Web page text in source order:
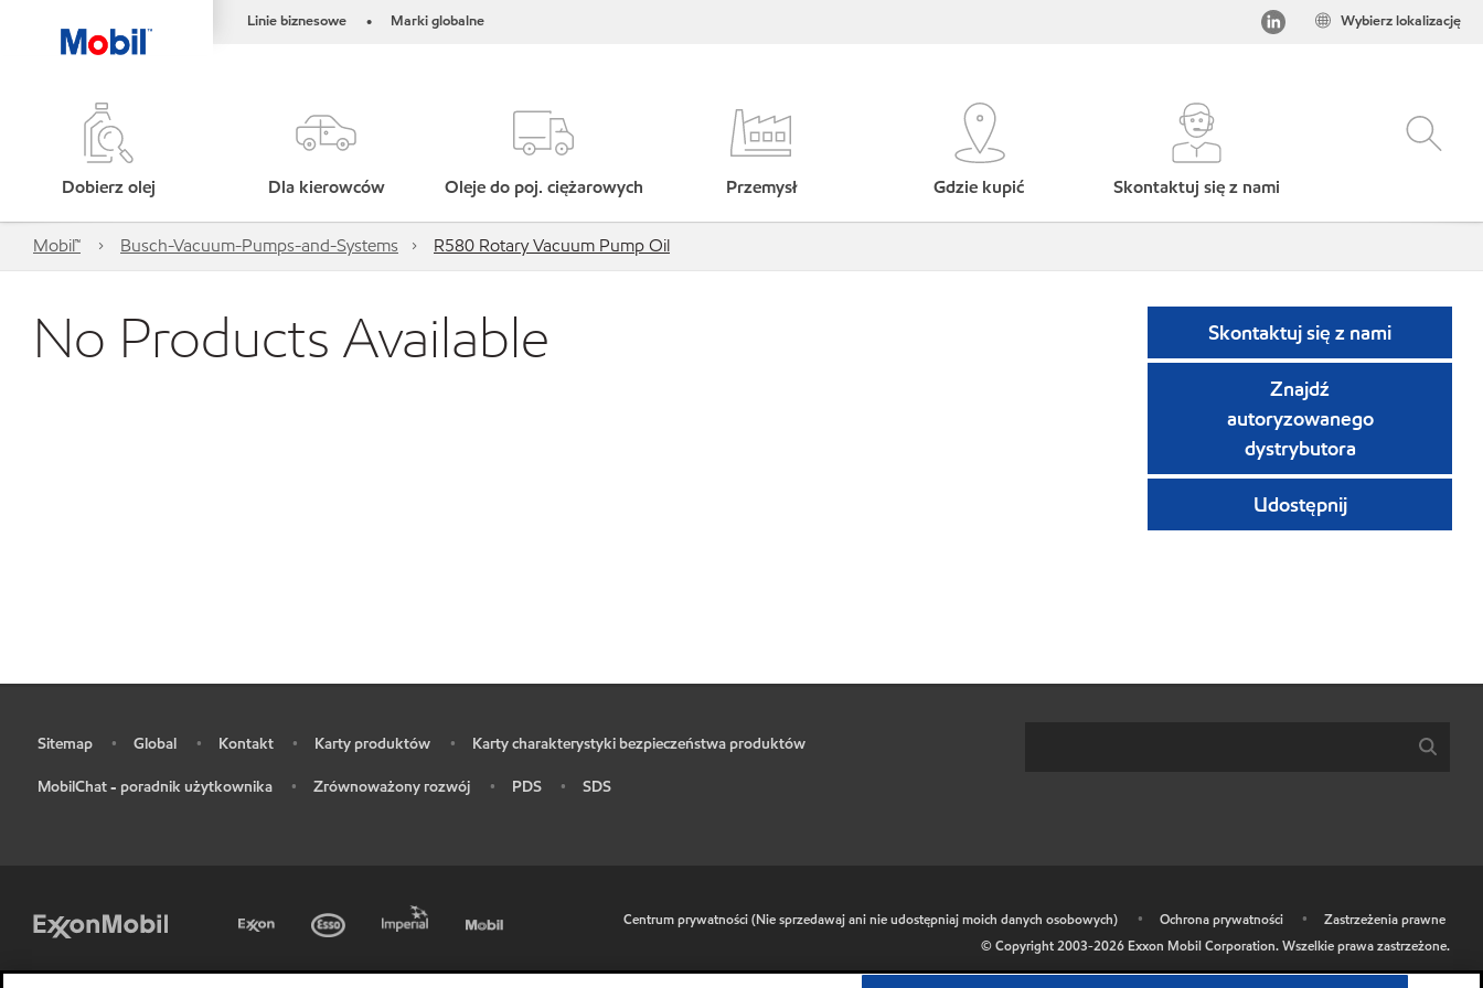
Linie biznesowe • Marki globalne Wybierz lokalizację
Dobierz olej Dla kierowców Oleje do poj. ciężarowych Przemysł Gdzie kupić Skontaktuj się z nami
Mobil™ Busch-Vacuum-Pumps-and-Systems R580 Rotary Vacuum Pump Oil
No Products Available Skontaktuj się z nami
Znajdź
autoryzowanego
dystrybutora
Udostępnij
Sitemap • Global • Kontakt • Karty produktów • Karty charakterystyki bezpieczeństwa produktów
MobilChat - poradnik użytkownika • Zrównoważony rozwój • PDS • SDS
Centrum prywatności (Nie sprzedawaj ani nie udostępniaj moich danych osobowych) • Ochrona prywatności •
Zastrzeżenia prawne
© Copyright 2003-2026 Exxon Mobil Corporation. Wszelkie prawa zastrzeżone.